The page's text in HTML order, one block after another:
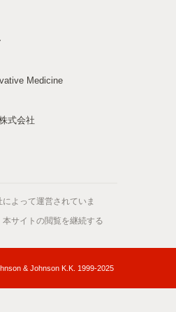
Medicine
式会社
よって運営されていま
本サイトの閲覧を継続する
& Johnson K.K. 1999-2025